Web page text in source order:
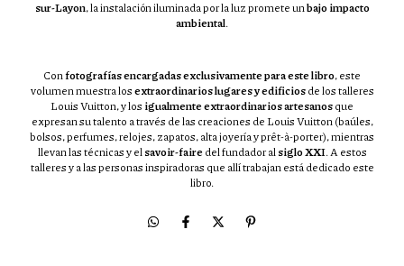
sur-Layon, la instalación iluminada por la luz promete unbajo impacto
ambiental.
Confotografías encargadas exclusivamente para este libro, este
volumen muestra losextraordinarios lugares y edificiosde los talleres
Louis Vuitton, y los igualmente extraordinarios artesanosque
expresan su talento a través de las creaciones de Louis Vuitton (baúles,
bolsos, perfumes, relojes, zapatos, alta joyería y prêt-à-porter), mientras
llevan las técnicas y elsavoir-faire del fundador alsiglo XXI. A estos
talleres y a las personas inspiradoras que allí trabajan está dedicado este
libro.